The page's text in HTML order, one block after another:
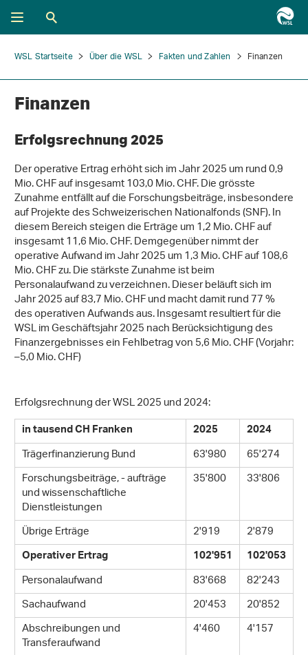
WSL Startseite Über die WSL Fakten und Zahlen Finanzen
Finanzen
Erfolgsrechnung 2025
Der operative Ertrag erhöht sich im Jahr 2025 um rund 0,9
Mio. CHF auf insgesamt 103,0 Mio. CHF. Die grösste
Zunahme entfällt auf die Forschungsbeiträge, insbesondere
auf Projekte des Schweizerischen Nationalfonds (SNF). In
diesem Bereich steigen die Erträge um 1,2 Mio. CHF auf
insgesamt 11,6 Mio. CHF. Demgegenüber nimmt der
operative Aufwand im Jahr 2025 um 1,3 Mio. CHF auf 108,6
Mio. CHF zu. Die stärkste Zunahme ist beim
Personalaufwand zu verzeichnen. Dieser beläuft sich im
Jahr 2025 auf 83,7 Mio. CHF und macht damit rund 77 %
des operativen Aufwands aus. Insgesamt resultiert für die
WSL im Geschäftsjahr 2025 nach Berücksichtigung des
Finanzergebnisses ein Fehlbetrag von 5,6 Mio. CHF (Vorjahr:
–5,0 Mio. CHF)
Erfolgsrechnung der WSL 2025 und 2024:
in tausend CH Franken 2025 2024
Trägerfinanzierung Bund 63'980
65'274
Forschungsbeiträge, - aufträge
und wissenschaftliche
Dienstleistungen
35'800 33'806
Übrige Erträge 2'919 2'879
Operativer Ertrag 102'951 102'053
Personalaufwand 83'668
82'243
Sachaufwand
20'453
20'852
Abschreibungen und
Transferaufwand
4'460 4'157